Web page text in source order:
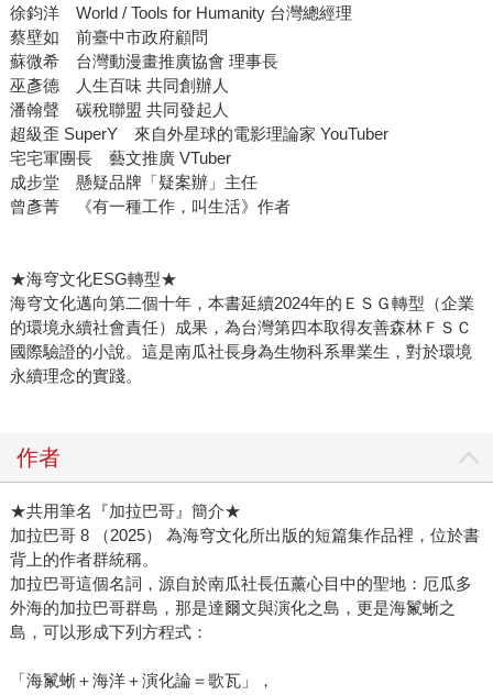
徐鈞洋 World / Tools for Humanity 台灣總經理
蔡壁如 前臺中市政府顧問
蘇微希 台灣動漫畫推廣協會 理事長
巫彥德 人生百味 共同創辦人
潘翰聲 碳稅聯盟 共同發起人
超級歪 SuperY 來自外星球的電影理論家 YouTuber
宅宅軍團長 藝文推廣 VTuber
成步堂 懸疑品牌「疑案辦」主任
曾彥菁 《有一種工作，叫生活》作者
★海穹文化ESG轉型★
海穹文化邁向第二個十年，本書延續2024年的ＥＳＧ轉型（企業
的環境永續社會責任）成果，為台灣第四本取得友善森林ＦＳＣ
國際驗證的小說。這是南瓜社長身為生物科系畢業生，對於環境
永續理念的實踐。
作者
★共用筆名『加拉巴哥』簡介★
加拉巴哥 8 （2025） 為海穹文化所出版的短篇集作品裡，位於書
背上的作者群統稱。
加拉巴哥這個名詞，源自於南瓜社長伍薰心目中的聖地：厄瓜多
外海的加拉巴哥群島，那是達爾文與演化之島，更是海鬣蜥之
島，可以形成下列方程式：
「海鬣蜥＋海洋＋演化論＝歌瓦」，